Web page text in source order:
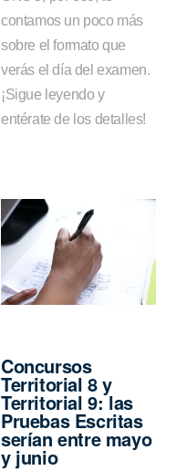
contamos un poco más
sobre el formato que
verás el día del examen.
¡Sigue leyendo y
entérate de los detalles!
Concursos
Territorial 8 y
Territorial 9: las
Pruebas Escritas
serían entre mayo
y junio